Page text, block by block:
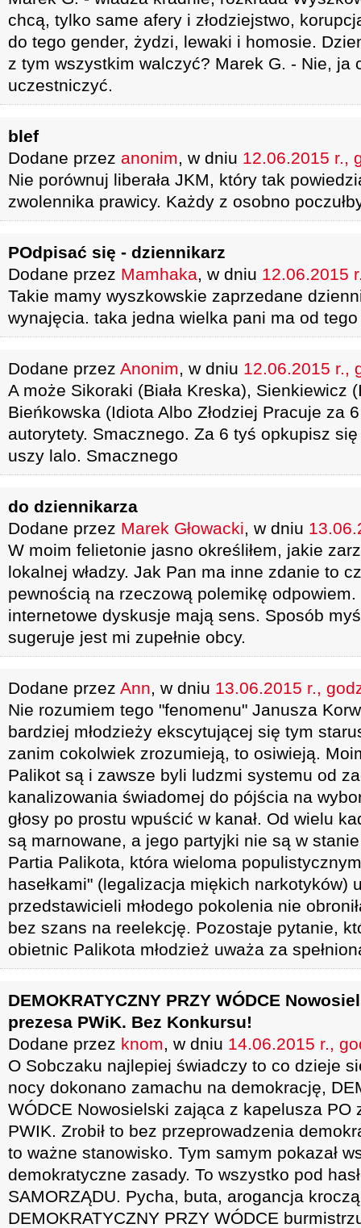
chcą, tylko same afery i złodziejstwo,
do tego gender, żydzi, lewaki i homosie.
z tym wszystkim walczyć? Marek G. - Nie, ja
uczestniczyć.
blef
Dodane przez anonim, w dniu 12.06.2015 r.,
Nie porównuj liberała JKM, który tak
zwolennika prawicy. Każdy z osobno
POdpisać się - dziennikarz
Dodane przez Mamhaka, w dniu 12.06.2015
Takie mamy wyszkowskie zaprzedane
wynajęcia. taka jedna wielka pani ma od
Dodane przez Anonim, w dniu 12.06.2015 r.,
A może Sikoraki (Biała Kreska), Sienkiewicz
Bieńkowska (Idiota Albo Złodziej Pracuje za
autorytety. Smacznego. Za 6 tyś opkupisz
uszy lalo. Smacznego
do dziennikarza
Dodane przez Marek Głowacki, w dniu
W moim felietonie jasno określiłem, jakie
lokalnej władzy. Jak Pan ma inne zdanie to
pewnością na rzeczową polemikę
internetowe dyskusje mają sens. Sposób
sugeruje jest mi zupełnie obcy.
Dodane przez Ann, w dniu 13.06.2015 r.,
Nie rozumiem tego "fenomenu" Janusza
bardziej młodzieży ekscytującej się tym
zanim cokolwiek zrozumieją, to osiwieją.
Palikot są i zawsze byli ludzmi systemu od
kanalizowania świadomej do pójścia na
głosy po prostu wpuścić w kanał. Od wielu
są marnowane, a jego partyjki nie są w
Partia Palikota, która wieloma
hasełkami" (legalizacja miękich narkotyków)
przedstawicieli młodego pokolenia nie
bez szans na reelekcję. Pozostaje pytanie,
obietnic Palikota młodzież uważa za
DEMOKRATYCZNY PRZY WÓDCE
prezesa PWiK. Bez Konkursu!
Dodane przez knom, w dniu 14.06.2015 r.,
O Sobczaku najlepiej świadczy to co dzieje
nocy dokonano zamachu na demokrację,
WÓDCE Nowosielski zająca z kapelusza PO
PWIK. Zrobił to bez przeprowadzenia
to ważne stanowisko. Tym samym pokazał
demokratyczne zasady. To wszystko pod
SAMORZĄDU. Pycha, buta, arogancja
DEMOKRATYCZNY PRZY WÓDCE